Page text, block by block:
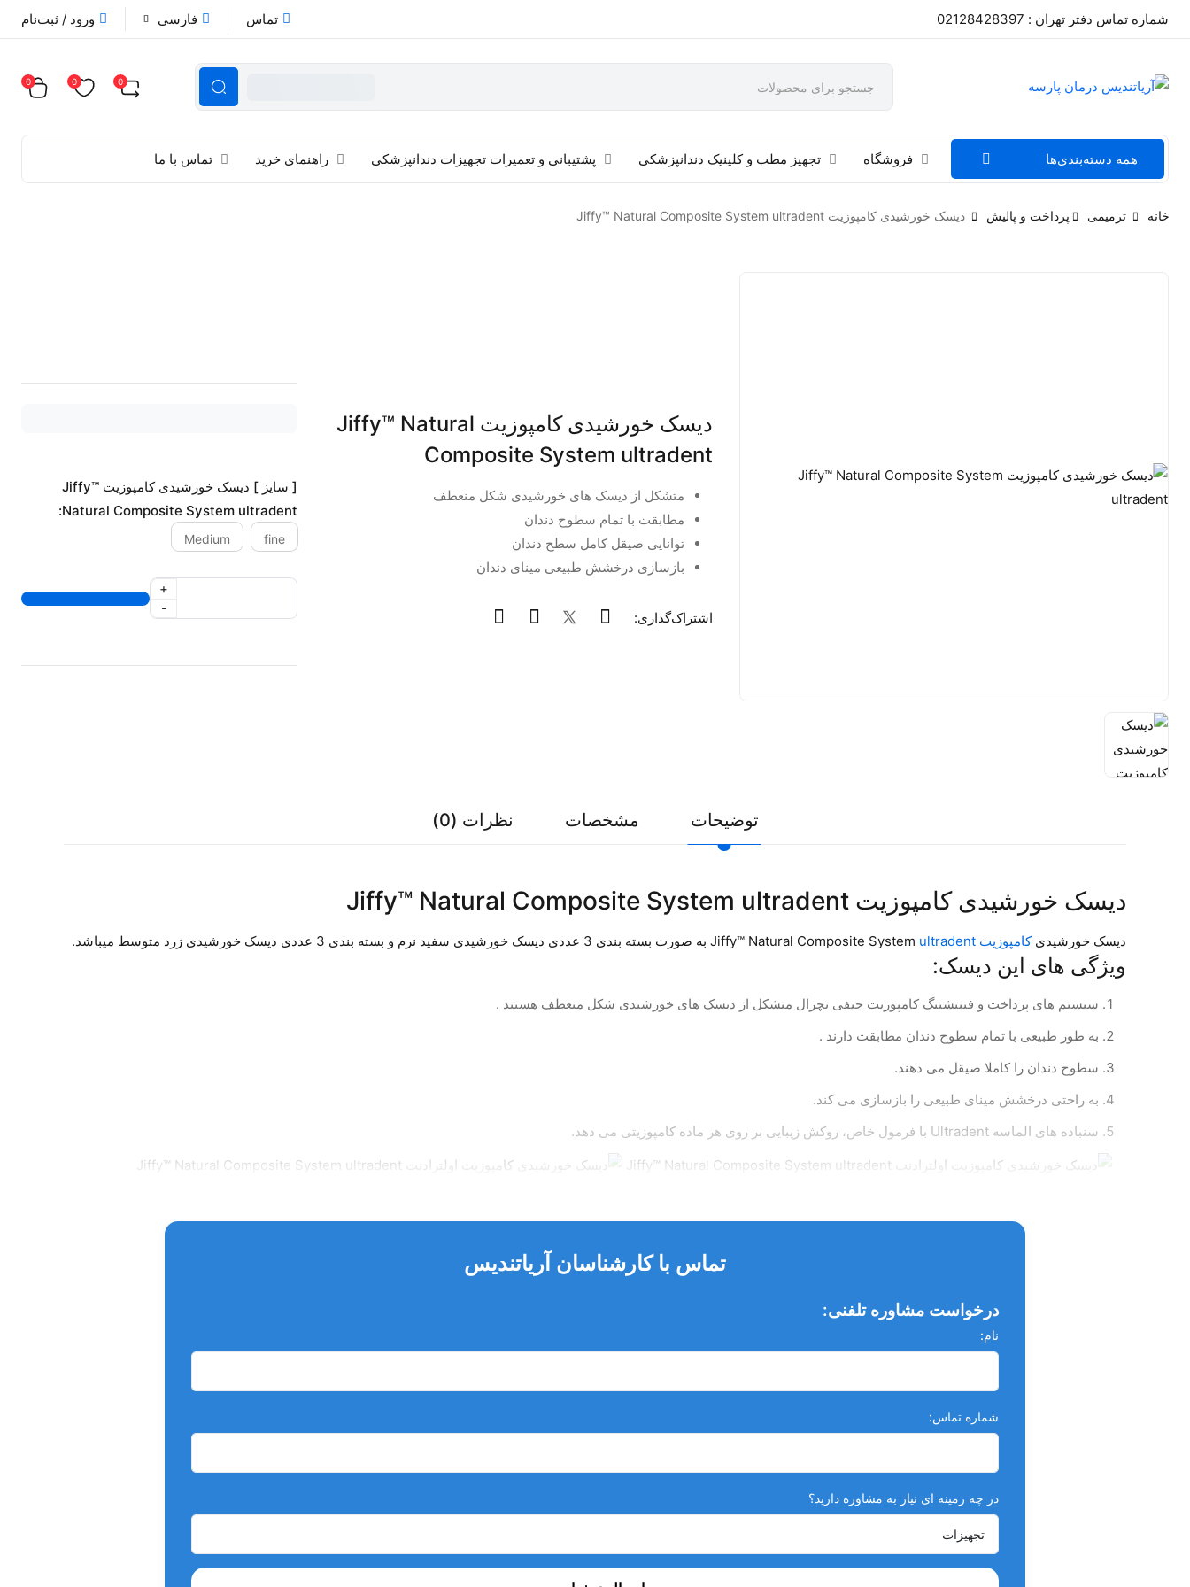
شماره تماس دفتر تهران : 02128428397 تماس فارسی ورود / ثبت‌نام
0
0
0
همه دسته‌بندی‌ها فروشگاه تجهیز مطب و کلینیک دندانپزشکی پشتیبانی و تعمیرات تجهیزات دندانپزشکی راهنمای خرید تماس با ما
خانه ترمیمی پرداخت و پالیش دیسک خورشیدی کامپوزیت Jiffy™ Natural Composite System ultradent
دیسک خورشیدی کامپوزیت Jiffy™ Natural
Composite System ultradent
متشکل از دیسک های خورشیدی شکل منعطف
مطابقت با تمام سطوح دندان
توانایی صیقل کامل سطح دندان
بازسازی درخشش طبیعی مینای دندان
اشتراک‌گذاری:
[ سایز ] دیسک خورشیدی کامپوزیت Jiffy™
Natural Composite System ultradent:
fine
Medium
-
+
توضیحات مشخصات نظرات (0)
دیسک خورشیدی کامپوزیت Jiffy™ Natural Composite System ultradent
دیسک خورشیدیکامپوزیت Jiffy™ Natural Composite System
ultradent به صورت بسته بندی 3 عددی دیسک خورشیدی سفید نرم و بسته بندی 3 عددی دیسک خورشیدی زرد متوسط میباشد.
ویژگی های این دیسک:
سیستم های پرداخت و فینیشینگ کامپوزیت جیفی نچرال متشکل از دیسک های خورشیدی شکل منعطف هستند .
به طور طبیعی با تمام سطوح دندان مطابقت دارند .
سطوح دندان را کاملا صیقل می دهند.
به راحتی درخشش مینای طبیعی را بازسازی می کند.
سنباده های الماسه Ultradent با فرمول خاص، روکش زیبایی بر روی هر ماده کامپوزیتی می دهد.
تماس با کارشناسان آریاتندیس
درخواست مشاوره تلفنی:
نام:
شماره تماس:
در چه زمینه ای نیاز به مشاوره دارید؟